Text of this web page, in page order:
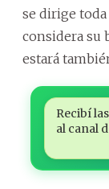
se dirige
considera su
estará
Recibí
al canal